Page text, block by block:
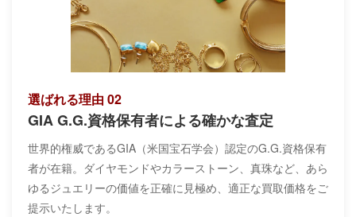
選ばれる理由 02
GIA G.G.資格保有者による確かな査定
世界的権威であるGIA（米国宝石学会）認定のG.G.資格保有
者が在籍。ダイヤモンドやカラーストーン、真珠など、あら
ゆるジュエリーの価値を正確に見極め、適正な買取価格をご
提示いたします。